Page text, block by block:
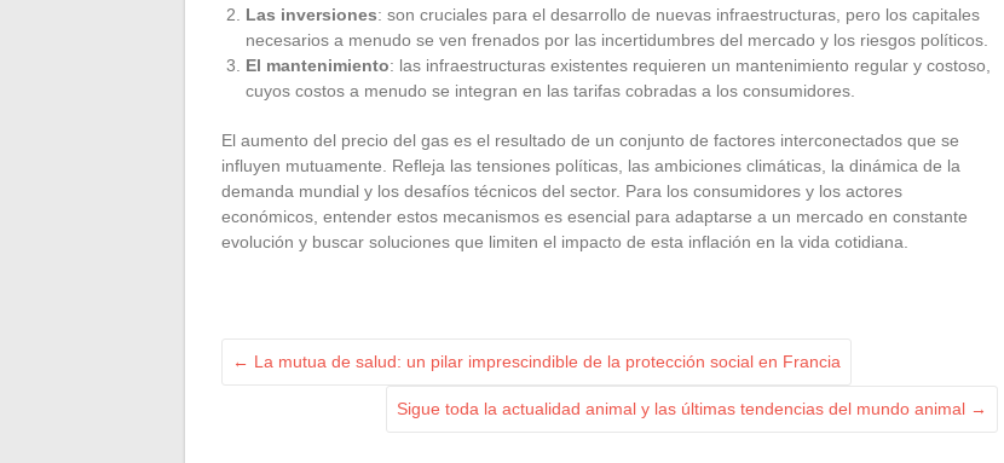
Las inversiones: son cruciales para el desarrollo de nuevas infraestructuras, pero los capitales
necesarios a menudo se ven frenados por las incertidumbres del mercado y los riesgos políticos.
El mantenimiento: las infraestructuras existentes requieren un mantenimiento regular y costoso,
cuyos costos a menudo se integran en las tarifas cobradas a los consumidores.
El aumento del precio del gas es el resultado de un conjunto de factores interconectados que se
influyen mutuamente. Refleja las tensiones políticas, las ambiciones climáticas, la dinámica de la
demanda mundial y los desafíos técnicos del sector. Para los consumidores y los actores
económicos, entender estos mecanismos es esencial para adaptarse a un mercado en constante
evolución y buscar soluciones que limiten el impacto de esta inflación en la vida cotidiana.
← La mutua de salud: un pilar imprescindible de la protección social en Francia
Sigue toda la actualidad animal y las últimas tendencias del mundo animal →